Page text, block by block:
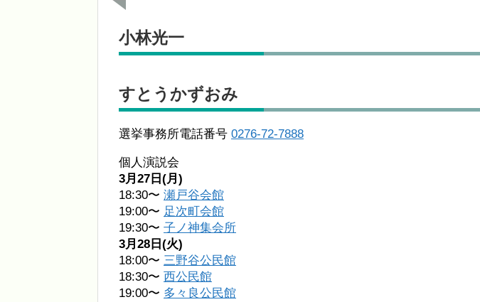
小林光一
すとうかずおみ
選挙事務所電話番号 0276-72-7888
個人演説会
3月27日(月)
18:30〜 瀬戸谷会館
19:00〜 足次町会館
19:30〜 子ノ神集会所
3月28日(火)
18:00〜 三野谷公民館
18:30〜 西公民館
19:00〜 多々良公民館